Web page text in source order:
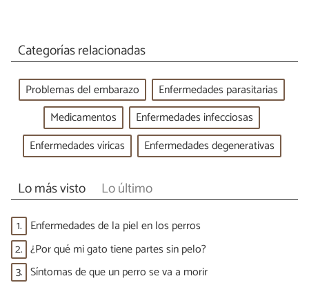
Categorías relacionadas
Problemas del embarazo
Enfermedades parasitarias
Medicamentos
Enfermedades infecciosas
Enfermedades víricas
Enfermedades degenerativas
Lo más visto Lo último
1. Enfermedades de la piel en los perros
2. ¿Por qué mi gato tiene partes sin pelo?
3. Síntomas de que un perro se va a morir